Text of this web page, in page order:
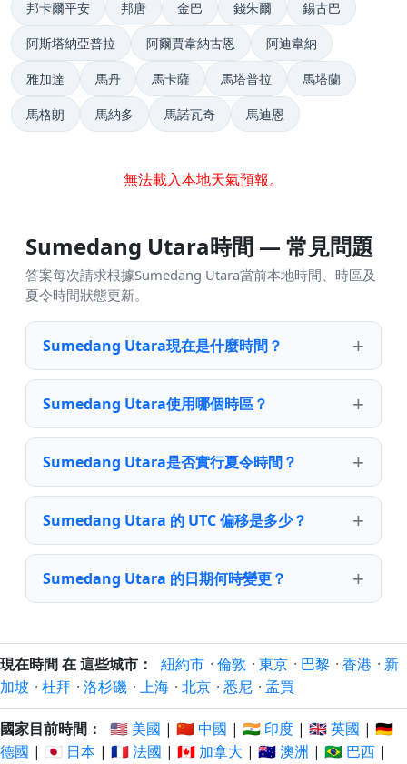
邦卡爾平安 邦唐 金巴 錢朱爾 錫古巴
阿斯塔納亞普拉 阿爾賈韋納古恩 阿迪韋納
雅加達 馬丹 馬卡薩 馬塔普拉 馬塔蘭
馬格朗 馬納多 馬諾瓦奇 馬迪恩
無法載入本地天氣預報。
Sumedang Utara時間 — 常見問題
答案每次請求根據Sumedang Utara當前本地時間、時區及
夏令時間狀態更新。
Sumedang Utara現在是什麼時間？
Sumedang Utara使用哪個時區？
Sumedang Utara是否實行夏令時間？
Sumedang Utara 的 UTC 偏移是多少？
Sumedang Utara 的日期何時變更？
現在時間 在 這些城市： 紐約市 · 倫敦 · 東京 · 巴黎 · 香港 · 新
加坡 · 杜拜 · 洛杉磯 · 上海 · 北京 · 悉尼 · 孟買
國家目前時間： 🇺🇸 美國 | 🇨🇳 中國 | 🇮🇳 印度 | 🇬🇧 英國 | 🇩🇪
德國 | 🇯🇵 日本 | 🇫🇷 法國 | 🇨🇦 加拿大 | 🇦🇺 澳洲 | 🇧🇷 巴西 |